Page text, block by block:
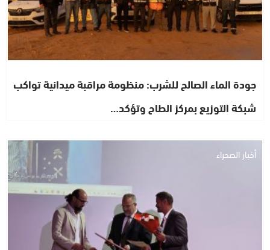
جودة الماء الصالح للشرب: منظومة مراقبة ميدانية تواكب
شبكة التوزيع بمركز الطاح وتؤكد…
أخبار الصحراء